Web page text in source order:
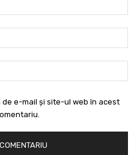
e-mail și site-ul web în acest